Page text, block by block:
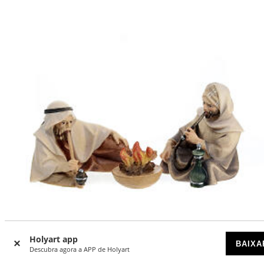
Holyart app
Descubra agora a APP de Holyart
Grupo de pastores com fogueira presépio Original Cometa